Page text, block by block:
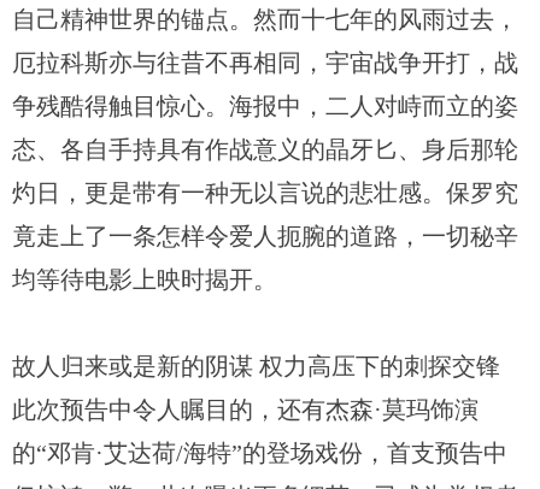
自己精神世界的锚点。然而十七年的风雨过去，
厄拉科斯亦与往昔不再相同，宇宙战争开打，战
争残酷得触目惊心。海报中，二人对峙而立的姿
态、各自手持具有作战意义的晶牙匕、身后那轮
灼日，更是带有一种无以言说的悲壮感。保罗究
竟走上了一条怎样令爱人扼腕的道路，一切秘辛
均等待电影上映时揭开。
故人归来或是新的阴谋 权力高压下的刺探交锋
此次预告中令人瞩目的，还有杰森·莫玛饰演
的“邓肯·艾达荷/海特”的登场戏份，首支预告中